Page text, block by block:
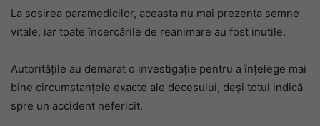
La sosirea paramedicilor, aceasta nu mai prezenta semne
vitale, iar toate încercările de reanimare au fost inutile.
Autoritățile au demarat o investigație pentru a înțelege mai
bine circumstanțele exacte ale decesului, deși totul indică
spre un accident nefericit.